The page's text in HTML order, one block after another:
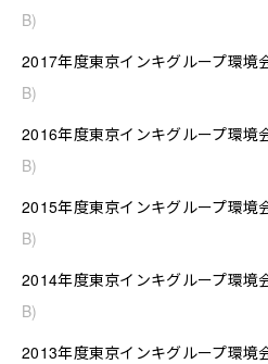
B)
2017年度東京インキグループ環境
B)
2016年度東京インキグループ環境
B)
2015年度東京インキグループ環境
B)
2014年度東京インキグループ環境
B)
2013年度東京インキグループ環境